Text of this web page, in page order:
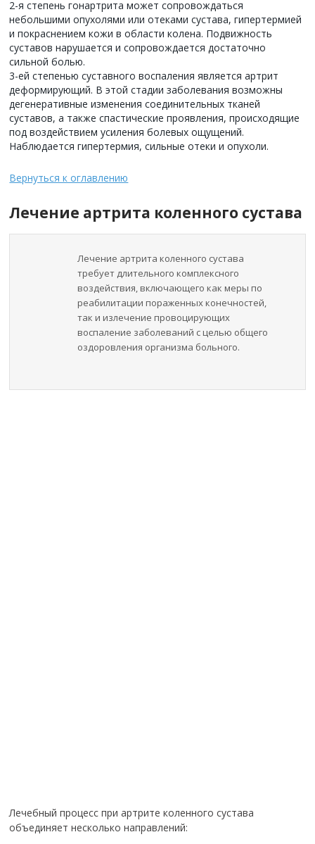
2-я степень гонартрита может сопровождаться
небольшими опухолями или отеками сустава, гипертермией
и покраснением кожи в области колена. Подвижность
суставов нарушается и сопровождается достаточно
сильной болью.
3-ей степенью суставного воспаления является артрит
деформирующий. В этой стадии заболевания возможны
дегенеративные изменения соединительных тканей
суставов, а также спастические проявления, происходящие
под воздействием усиления болевых ощущений.
Наблюдается гипертермия, сильные отеки и опухоли.
Вернуться к оглавлению
Лечение артрита коленного сустава
Лечение артрита коленного сустава
требует длительного комплексного
воздействия, включающего как меры по
реабилитации пораженных конечностей,
так и излечение провоцирующих
воспаление заболеваний с целью общего
оздоровления организма больного.
Лечебный процесс при артрите коленного сустава
объединяет несколько направлений: